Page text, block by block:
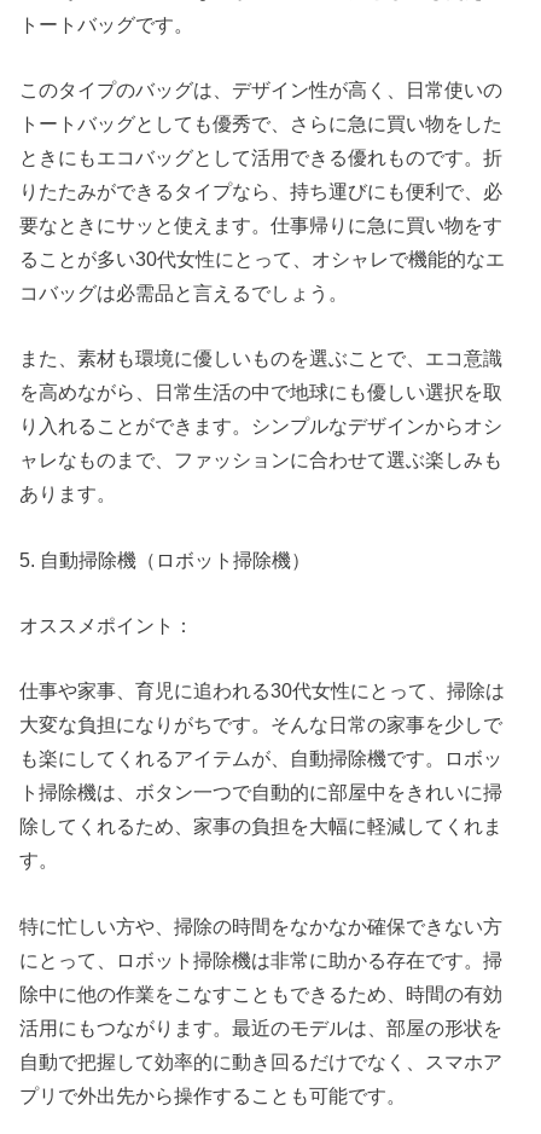
トートバッグです。
このタイプのバッグは、デザイン性が高く、日常使いの
トートバッグとしても優秀で、さらに急に買い物をした
ときにもエコバッグとして活用できる優れものです。折
りたたみができるタイプなら、持ち運びにも便利で、必
要なときにサッと使えます。仕事帰りに急に買い物をす
ることが多い30代女性にとって、オシャレで機能的なエ
コバッグは必需品と言えるでしょう。
また、素材も環境に優しいものを選ぶことで、エコ意識
を高めながら、日常生活の中で地球にも優しい選択を取
り入れることができます。シンプルなデザインからオシ
ャレなものまで、ファッションに合わせて選ぶ楽しみも
あります。
5. 自動掃除機（ロボット掃除機）
オススメポイント：
仕事や家事、育児に追われる30代女性にとって、掃除は
大変な負担になりがちです。そんな日常の家事を少しで
も楽にしてくれるアイテムが、自動掃除機です。ロボッ
ト掃除機は、ボタン一つで自動的に部屋中をきれいに掃
除してくれるため、家事の負担を大幅に軽減してくれま
す。
特に忙しい方や、掃除の時間をなかなか確保できない方
にとって、ロボット掃除機は非常に助かる存在です。掃
除中に他の作業をこなすこともできるため、時間の有効
活用にもつながります。最近のモデルは、部屋の形状を
自動で把握して効率的に動き回るだけでなく、スマホア
プリで外出先から操作することも可能です。